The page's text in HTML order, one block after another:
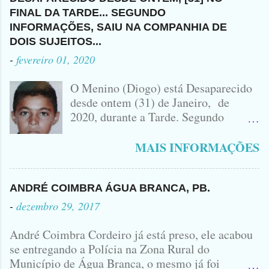
SOBRE QUEM SEJA O DONO DO
VEÍCULO ENVOLVIDO NO
ACIDENTE EM QUE ZÉ DO RÁDIO
PERDEU A VIDA.... FOTO
IDOMINIS FIDELIS FOTO
IDOMINIS FIDELIS VEÍCULO
ENVOLVIDO NO ACIDENTE UMA
MONTANA NA FOTO VOCÊS
PODEM OBSERVAR QUE TODAS...
ACUSADO E VÍTIMA QUE ESTÁ
SEM CAMISA
FUGIDO PARA SANTA CRUZ DO
CAPIBARIBE, NO PERNAMBUCO...
FINAL DA TARDE... SEGUNDO
INFORMAÇÕES, SAIU NA COMPANHIA DE
DOIS SUJEITOS...
- fevereiro 01, 2020
O Menino (Diogo) está Desaparecido
desde ontem (31) de Janeiro, de
2020, durante a Tarde. Segundo
Bairro Jardim Karlota, aqui em
98356406 - Se você souber de alguma
Informação, favor avisar através deste
Luciana, ela tá Desesperada.
MAIS INFORMAÇÕES
ANDRÉ COIMBRA ÁGUA BRANCA, PB.
- dezembro 29, 2017
André Coimbra Cordeiro já está preso, ele acabou
se entregando a Polícia na Zona Rural do
Município de Água Branca, o mesmo já foi